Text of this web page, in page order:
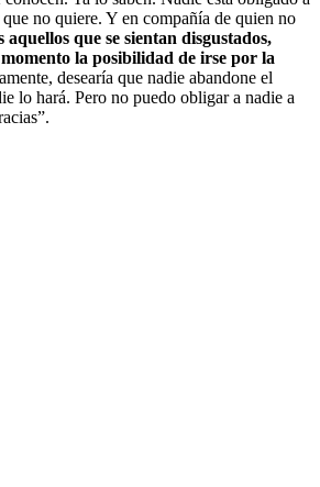
no quiere. Y en compañía de quien no
aquellos que se sientan disgustados,
la posibilidad de irse por la
desearía que nadie abandone el
lo hará. Pero no puedo obligar a nadie a